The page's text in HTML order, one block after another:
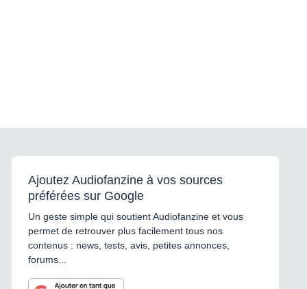
Ajoutez Audiofanzine à vos sources
préférées sur Google
Un geste simple qui soutient Audiofanzine et vous
permet de retrouver plus facilement tous nos
contenus : news, tests, avis, petites annonces,
forums...